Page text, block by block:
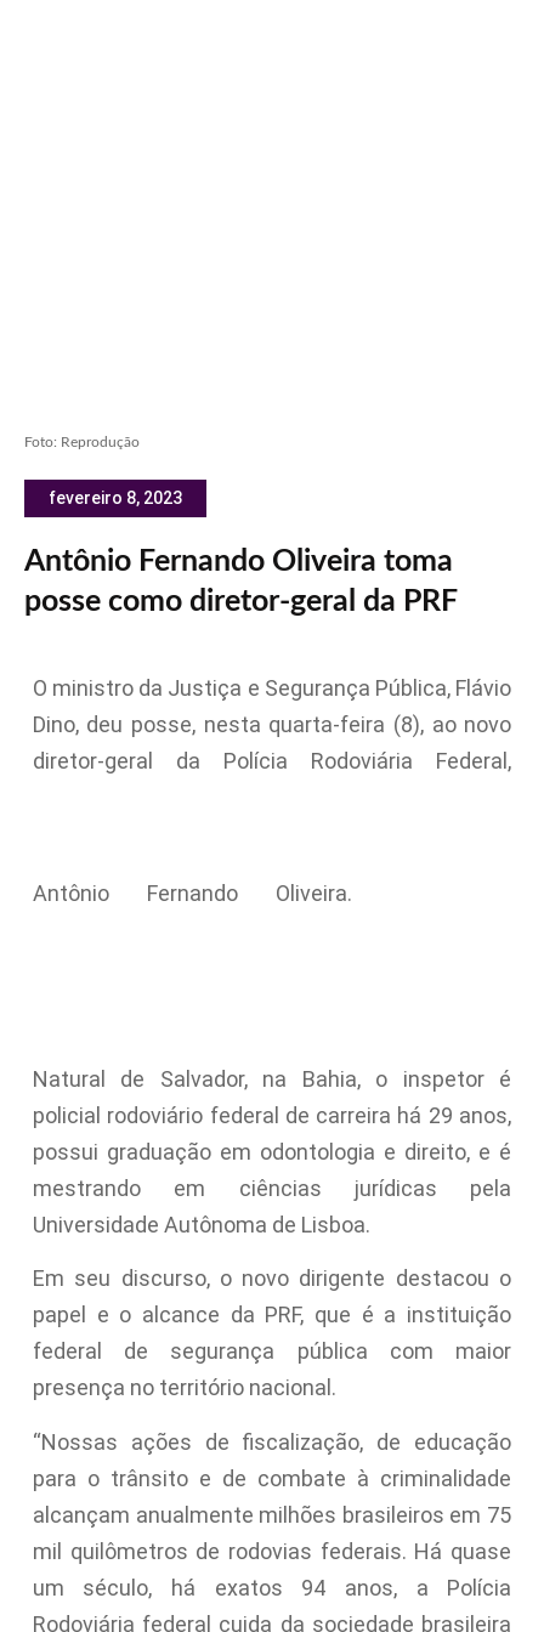
Foto: Reprodução
fevereiro 8, 2023
Antônio Fernando Oliveira toma
posse como diretor-geral da PRF
O ministro da Justiça e Segurança Pública, Flávio
Dino, deu posse, nesta quarta-feira (8), ao novo
diretor-geral da Polícia Rodoviária Federal,
Antônio Fernando Oliveira.
Natural de Salvador, na Bahia, o inspetor é
policial rodoviário federal de carreira há 29 anos,
possui graduação em odontologia e direito, e é
mestrando em ciências jurídicas pela
Universidade Autônoma de Lisboa.
Em seu discurso, o novo dirigente destacou o
papel e o alcance da PRF, que é a instituição
federal de segurança pública com maior
presença no território nacional.
“Nossas ações de fiscalização, de educação
para o trânsito e de combate à criminalidade
alcançam anualmente milhões brasileiros em 75
mil quilômetros de rodovias federais. Há quase
um século, há exatos 94 anos, a Polícia
Rodoviária federal cuida da sociedade brasileira